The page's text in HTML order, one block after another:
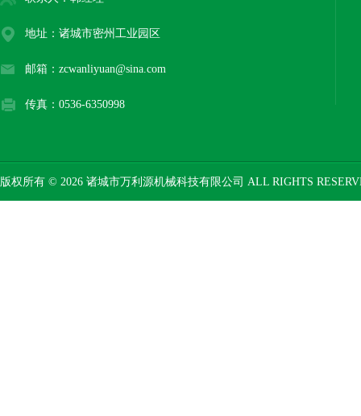
地址：诸城市密州工业园区
邮箱：zcwanliyuan@sina.com
传真：0536-6350998
版权所有 © 2026 诸城市万利源机械科技有限公司 ALL RIGHTS